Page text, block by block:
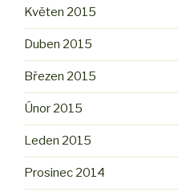
Květen 2015
Duben 2015
Březen 2015
Únor 2015
Leden 2015
Prosinec 2014